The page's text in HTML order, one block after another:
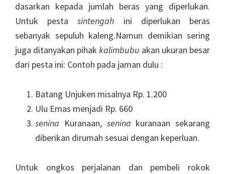
dasarkan kepada jumlah beras yang diperlukan.
Untuk pestasintengah ini diperlukan beras
sebanyak sepuluh kaleng.Namun demikian sering
juga ditanyakan pihak kalimbubu akan ukuran besar
dari pesta ini: Contoh pada jaman dulu :
Batang Unjuken misalnya Rp. 1.200
Ulu Emas menjadi Rp. 660
senina Kuranaan, senina kuranaan sekarang
diberikan dirumah sesuai dengan keperluan.
Untuk ongkos perjalanan dan pembeli rokok